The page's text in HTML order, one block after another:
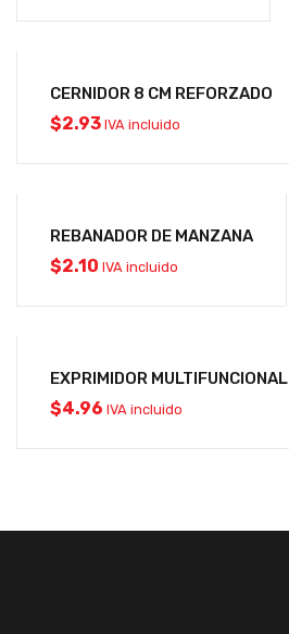
CERNIDOR 8 CM REFORZADO
$2.93 IVA incluido
REBANADOR DE MANZANA
$2.10 IVA incluido
EXPRIMIDOR MULTIFUNCIONAL
$4.96 IVA incluido